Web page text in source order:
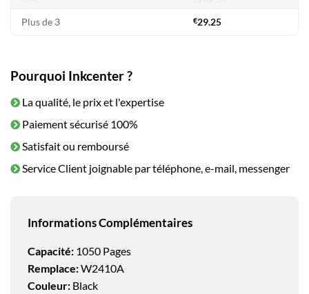
Plus de 3 €29.25
Pourquoi Inkcenter ?
La qualité, le prix et l'expertise
Paiement sécurisé 100%
Satisfait ou remboursé
Service Client joignable par téléphone, e-mail, messenger
Informations Complémentaires
Capacité: 1050 Pages
Remplace:W2410A
Couleur: Black